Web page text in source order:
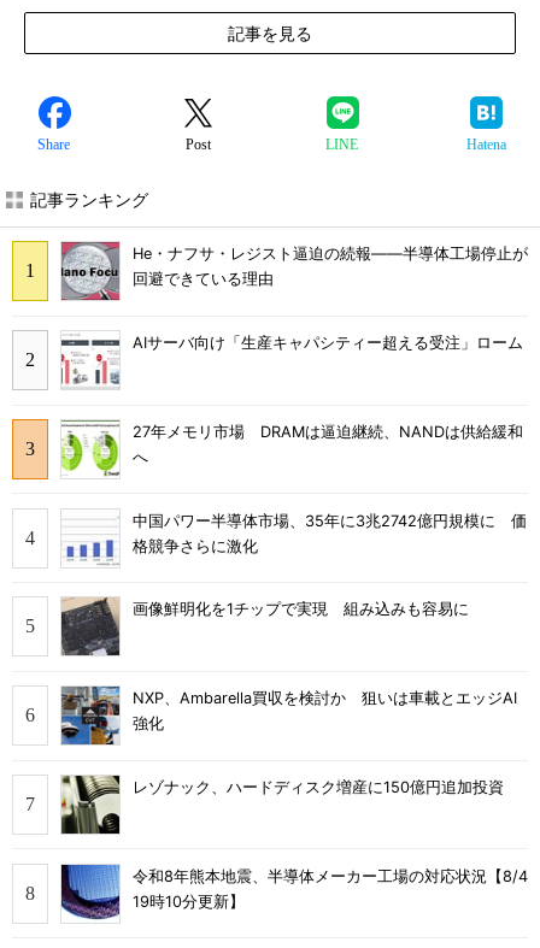
記事を見る
Share Post LINE Hatena
記事ランキング
He・ナフサ・レジスト逼迫の続報――半導体工場停止が
回避できている理由
AIサーバ向け「生産キャパシティー超える受注」ローム
27年メモリ市場 DRAMは逼迫継続、NANDは供給緩和
へ
中国パワー半導体市場、35年に3兆2742億円規模に 価
格競争さらに激化
画像鮮明化を1チップで実現 組み込みも容易に
NXP、Ambarella買収を検討か 狙いは車載とエッジAI
強化
レゾナック、ハードディスク増産に150億円追加投資
令和8年熊本地震、半導体メーカー工場の対応状況【8/4
19時10分更新】